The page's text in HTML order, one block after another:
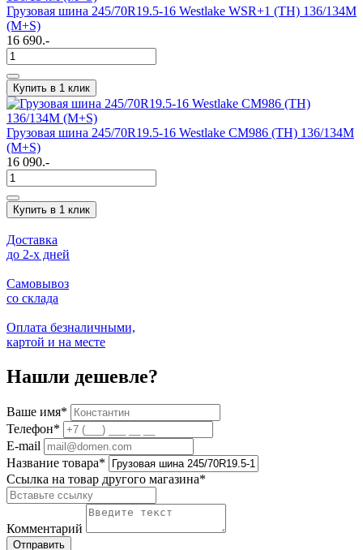
Грузовая шина 245/70R19.5-16 Westlake WSR+1 (TH) 136/134M
(M+S)
16 690.-
Купить в 1 клик
Грузовая шина 245/70R19.5-16 Westlake CM986 (TH) 136/134M
(M+S)
16 090.-
Купить в 1 клик
Доставка
до 2-x дней
Самовывоз
со склада
Оплата безналичными,
картой и на месте
Нашли дешевле?
Ваше имя*
Телефон*
E-mail
Название товара*
Ссылка на товар другого магазина*
Комментарий